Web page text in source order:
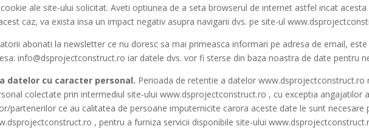
ale site-ului solicitat. Aveti optiunea de a seta browserul de internet astfel incat
caz, va exista insa un impact negativ asupra navigarii dvs. pe site-ul
abonati la newsletter ce nu doresc sa mai primeasca informari pe adresa de email,
info@dsprojectconstruct.ro iar datele dvs. vor fi sterse din baza noastra de date pentru
datelor cu caracter personal. Perioada de retentie a datelor www.dsprojectconstruct.ro
colectate prin intermediul site-ului www.dsprojectconstruct.ro , cu exceptia angajatilor
partenerilor ce au calitatea de persoane imputernicite carora aceste date le sunt necesare
, pentru a furniza servicii disponibile site-ului